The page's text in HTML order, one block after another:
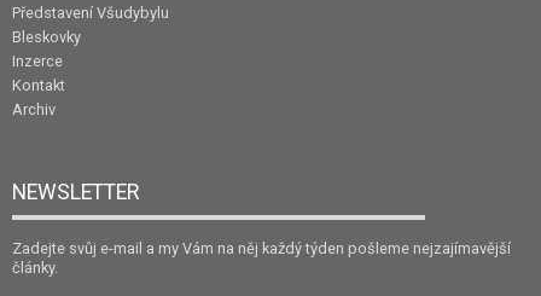
Představení Všudybylu
Bleskovky
Inzerce
Kontakt
Archiv
NEWSLETTER
Zadejte svůj e-mail a my Vám na něj každý týden pošleme nejzajímavější
články.